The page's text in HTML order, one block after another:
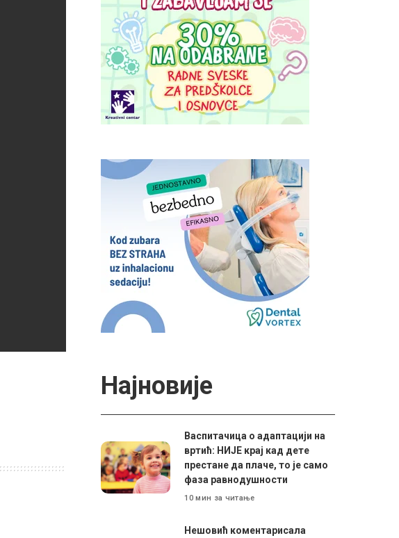
Најновије
Васпитачица о адаптацији на
вртић: НИЈЕ крај кад дете
престане да плаче, то је само
фаза равнодушности
10 мин за читање
Нешовић коментарисала